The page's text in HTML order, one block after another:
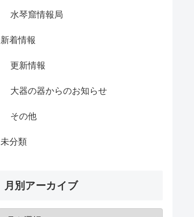
水琴窟情報局
新着情報
更新情報
大器の器からのお知らせ
その他
未分類
月別アーカイブ